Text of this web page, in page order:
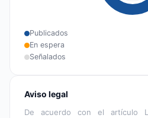
Publicados
En espera
Señalados
Aviso legal
De acuerdo con el artículo